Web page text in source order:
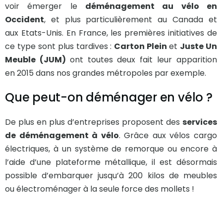
voir émerger le déménagement au vélo en
Occident, et plus particulièrement au Canada et
aux Etats-Unis. En France, les premières initiatives de
ce type sont plus tardives : Carton Pleinet Juste Un
Meuble (JUM) ont toutes deux fait leur apparition
en 2015 dans nos grandes métropoles par exemple.
Que peut-on déménager en vélo ?
De plus en plus d’entreprises proposent des services
de déménagement à vélo. Grâce aux vélos cargo
électriques, à un système de remorque ou encore à
l’aide d’une plateforme métallique, il est désormais
possible d’embarquer jusqu’à 200 kilos de meubles
ou électroménager à la seule force des mollets !